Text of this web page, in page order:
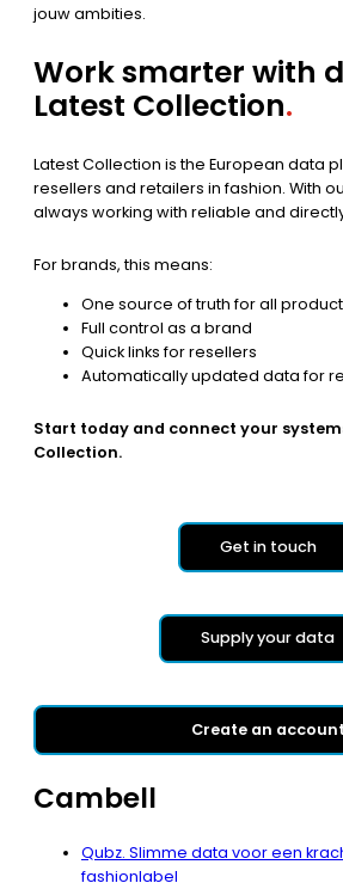
jouw ambities.
Work smarter with
Latest Collection.
Latest Collection is the European data
resellers and retailers in fashion. With
always working with reliable and
For brands, this means:
One source of truth for all
Full control as a brand
Quick links for resellers
Automatically updated data for
Start today and connect your
Collection.
Get in touch
Supply your data
Create an account
Cambell
Qubz. Slimme data voor een
fashionlabel